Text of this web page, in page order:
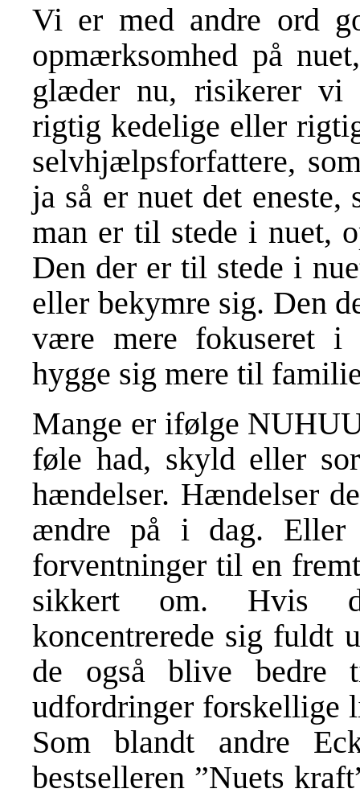
Vi er med andre ord
opmærksomhed på
glæder nu, risikerer vi
rigtig kedelige eller
selvhjælpsforfattere,
ja så er nuet det
man er til stede i nuet,
Den der er til stede i
eller bekymre sig. Den
være mere fokuseret i
hygge sig mere til
Mange er ifølge
føle had, skyld eller
hændelser. Hændelser
ændre på i dag. Eller
forventninger til en
sikkert om. Hvis
koncentrerede sig fuldt
de også blive bedre
udfordringer forskellige
Som blandt andre
bestselleren ”Nuets